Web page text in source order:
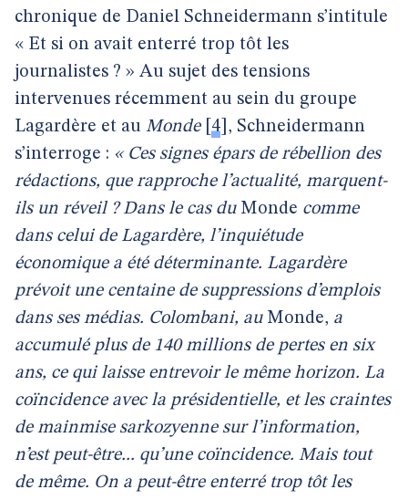
chronique de Daniel Schneidermann s’intitule
« Et si on avait enterré trop tôt les
journalistes ? » Au sujet des tensions
intervenues récemment au sein du groupe
Lagardère et au Monde[ 4 , Schneidermann
s’interroge : « Ces signes épars de rébellion des
rédactions, que rapproche l’actualité, marquent-
ils un réveil ? Dans le cas du Monde comme
dans celui de Lagardère, l’inquiétude
économique a été déterminante. Lagardère
prévoit une centaine de suppressions d’emplois
dans ses médias. Colombani, au Monde, a
accumulé plus de 140 millions de pertes en six
ans, ce qui laisse entrevoir le même horizon. La
coïncidence avec la présidentielle, et les craintes
de mainmise sarkozyenne sur l’information,
n’est peut-être... qu’une coïncidence. Mais tout
de même. On a peut-être enterré trop tôt les